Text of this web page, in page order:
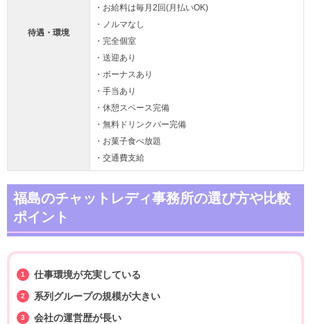
待遇・環境
・お給料は毎月2回(月払いOK)
・ノルマなし
・完全個室
・送迎あり
・ボーナスあり
・手当あり
・休憩スペース完備
・無料ドリンクバー完備
・お菓子食べ放題
・交通費支給
福島のチャットレディ事務所の選び方や比較
ポイント
仕事環境が充実している
系列グループの規模が大きい
会社の運営歴が長い